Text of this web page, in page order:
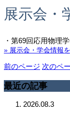
展示会・
・第69回応用物理
» 展示会・学会情報
前のページ 次のペ
最近の記事
2026.08.3